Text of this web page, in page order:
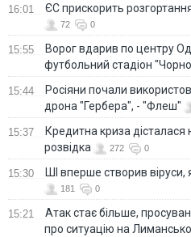
16:01 ЄС прискорить
72 0
15:55
Ворог вдарив по центру
футбольний стадіон
15:44
Росіяни почали
дрона "Гербера", - "Флеш"
15:37
Кредитна криза дісталася
розвідка
272 0
15:30 ШІ вперше створив віруси,
181 0
15:21
Атак стає більше,
про ситуацію на